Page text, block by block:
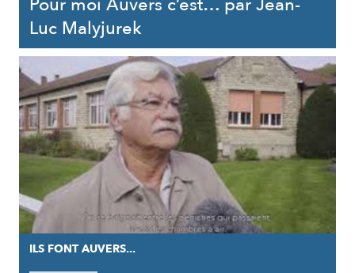
Pour moi Auvers c’est… par Jean-
Luc Malyjurek
ILS FONT AUVERS...